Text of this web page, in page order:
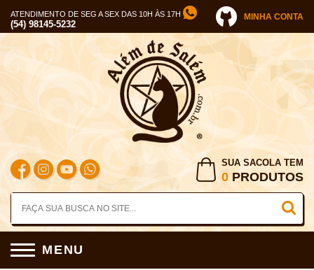
ATENDIMENTO DE SEG A SEX DAS 10H ÀS 17H
(54) 98145-5232
MINHA CONTA
SUA SACOLA TEM
0 PRODUTOS
MENU